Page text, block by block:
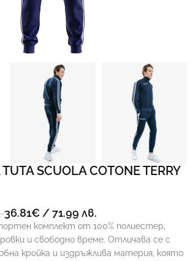
SCUOLA COTONE TERRY
36.81€ / 71.99 лв.
комплект от 100% полиестер,
и свободно време. Отличава се с
кройка и издръжлива материя, която